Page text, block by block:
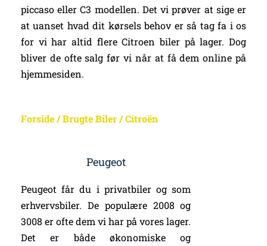
piccaso eller C3 modellen. Det vi prøver at sige er
at uanset hvad dit kørsels behov er så tag fa i os
for vi har altid flere Citroen biler på lager. Dog
bliver de ofte salg før vi når at få dem online på
hjemmesiden.
Forside/Brugte Biler/Citroën
Peugeot
Peugeot får du i privatbiler og som
erhvervsbiler. De populære 2008 og
3008 er ofte dem vi har på vores lager.
Det er både økonomiske og